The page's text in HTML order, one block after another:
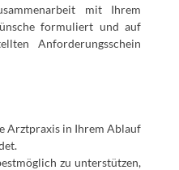
mit Ihrem
formuliert und auf
Anforderungsschein
Arztpraxis in Ihrem Ablauf
zu unterstützen,